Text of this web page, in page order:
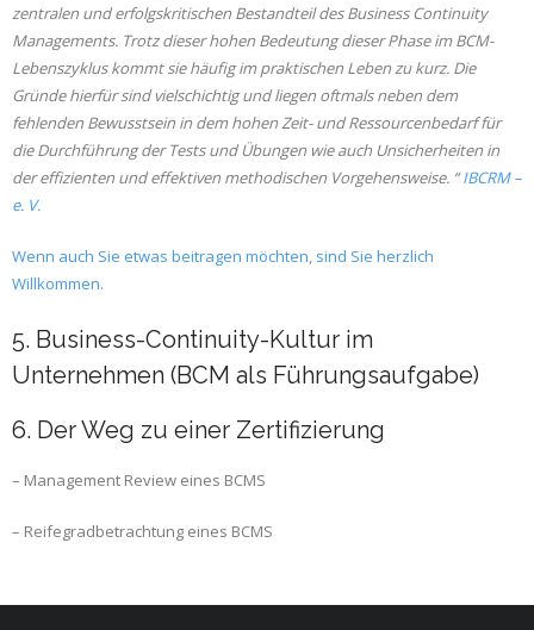
zentralen und erfolgskritischen Bestandteil des Business Continuity
Managements. Trotz dieser hohen Bedeutung dieser Phase im BCM-
Lebenszyklus kommt sie häufig im praktischen Leben zu kurz. Die
Gründe hierfür sind vielschichtig und liegen oftmals neben dem
fehlenden Bewusstsein in dem hohen Zeit- und Ressourcenbedarf für
die Durchführung der Tests und Übungen wie auch Unsicherheiten in
der effizienten und effektiven methodischen Vorgehensweise. “IBCRM –
e. V.
Wenn auch Sie etwas beitragen möchten, sind Sie herzlich
Willkommen.
5. Business-Continuity-Kultur im
Unternehmen (BCM als Führungsaufgabe)
6. Der Weg zu einer Zertifizierung
– Management Review eines BCMS
– Reifegradbetrachtung eines BCMS